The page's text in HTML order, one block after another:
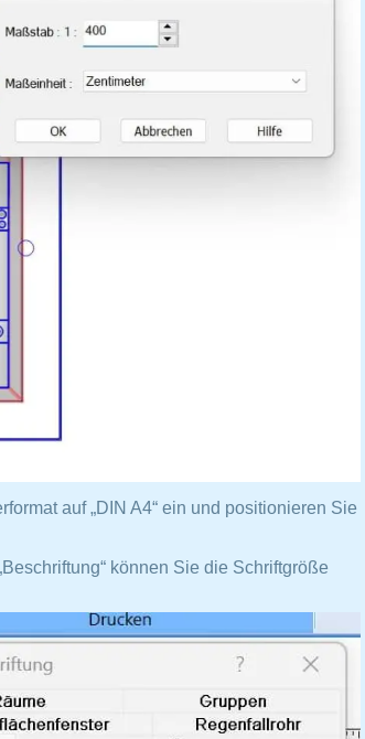
auf „DIN A4“ ein und positionieren Sie
können Sie die Schriftgröße